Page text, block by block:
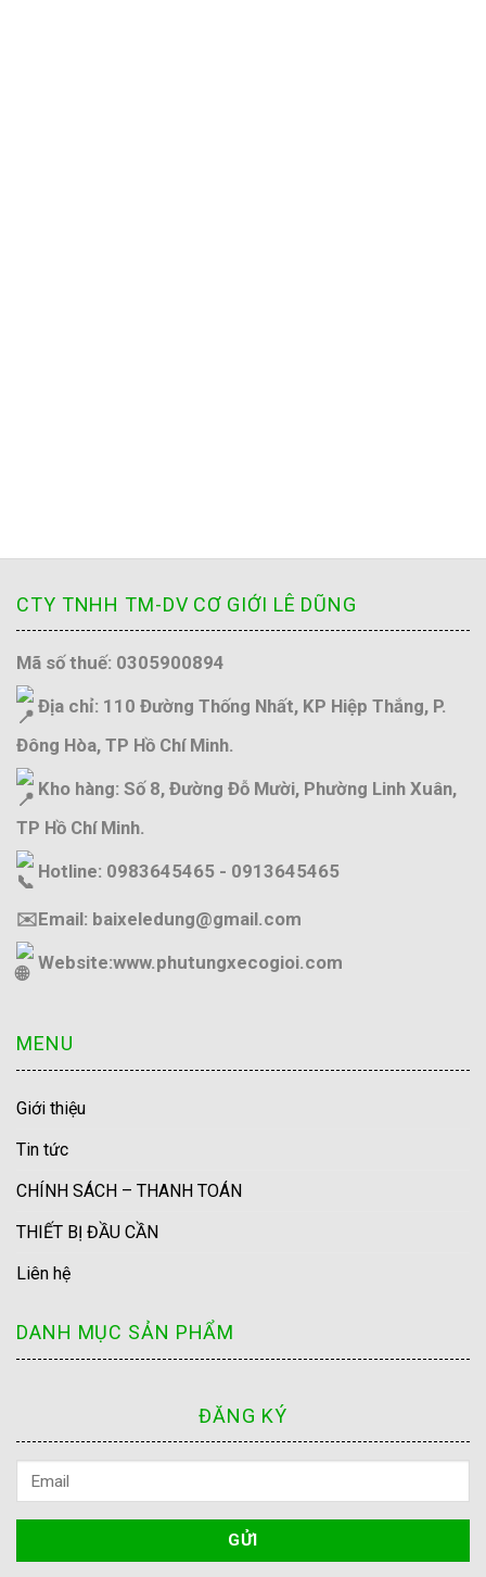
CTY TNHH TM-DV CƠ GIỚI LÊ DŨNG
Mã số thuế: 0305900894
Địa chỉ: 110 Đường Thống Nhất, KP Hiệp Thắng, P.
Đông Hòa, TP Hồ Chí Minh.
Kho hàng: Số 8, Đường Đỗ Mười, Phường Linh Xuân,
TP Hồ Chí Minh.
Hotline: 0983645465 - 0913645465
✉️Email: baixeledung@gmail.com
Website:www.phutungxecogioi.com
MENU
Giới thiệu
Tin tức
CHÍNH SÁCH – THANH TOÁN
THIẾT BỊ ĐẦU CẦN
Liên hệ
DANH MỤC SẢN PHẨM
ĐĂNG KÝ